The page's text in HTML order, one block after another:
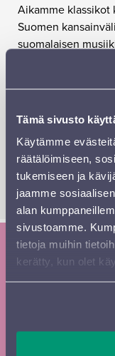
Tämä sivusto
Käytämme
räätälöimiseen,
tukemiseen ja
jaamme
alan
sivustoamme.
tietoja muihin
kerätty, kun olet
Aikamme
Suomen
suomalaisen
Djupsjöbackan
maalaa pakkasen
ja nykyhetken
Sambeek loistaa
päätähtenä. Nuori
Lemminkäisestä
tulkinnasta on
käyntikortti
Tilaa
uutiskirje